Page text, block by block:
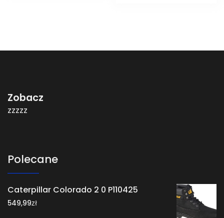
Zobacz
zzzzz
Polecane
Caterpillar Colorado 2 0 P110425
549,99zł